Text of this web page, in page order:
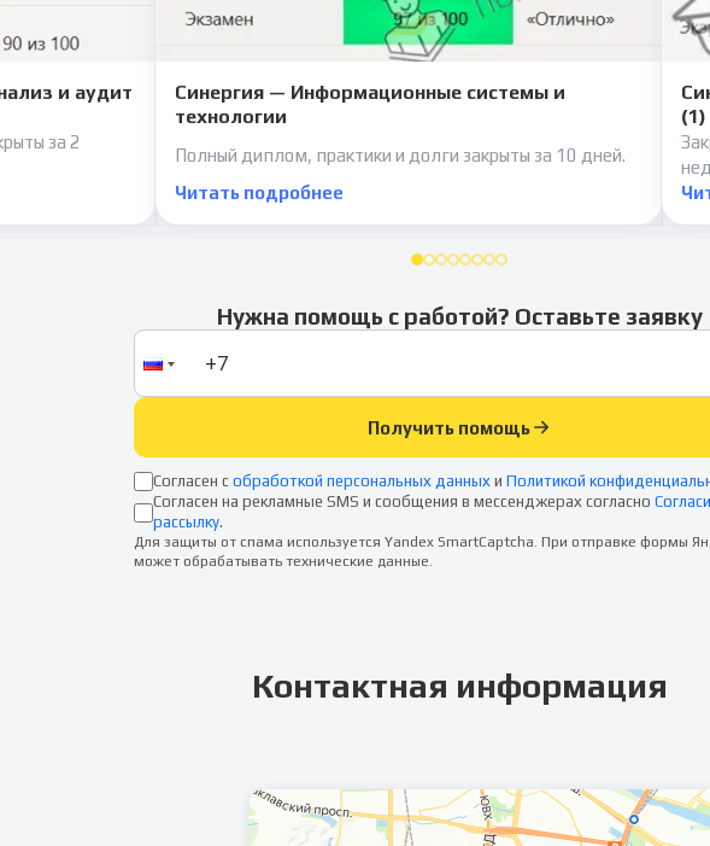
и аудит
за 2
Синергия — Информационные системы и
технологии
Полный диплом, практики и долги закрыты за 10 дней.
Читать подробнее
(1)
Нужна помощь с работой? Оставьте заявку
Получить помощь
Согласен с обработкой персональных данных и Политикой
Согласен на рекламные SMS и сообщения в мессенджерах согласно
рассылку.
Для защиты от спама используется Yandex SmartCaptcha. При отправке формы
может обрабатывать технические данные.
Контактная информация